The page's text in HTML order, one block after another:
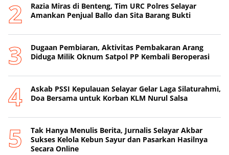
Razia Miras di Benteng, Tim URC Polres Selayar
Amankan Penjual Ballo dan Sita Barang Bukti
Dugaan Pembiaran, Aktivitas Pembakaran Arang
Diduga Milik Oknum Satpol PP Kembali Beroperasi
‎Askab PSSI Kepulauan Selayar Gelar Laga Silaturahmi,
Doa Bersama untuk Korban KLM Nurul Salsa
‎Tak Hanya Menulis Berita, Jurnalis Selayar Akbar
Sukses Kelola Kebun Sayur dan Pasarkan Hasilnya
Secara Online